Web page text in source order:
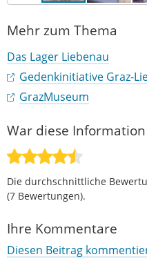
Mehr zum Thema
Das Lager Liebenau
Gedenkinitiative Graz-
GrazMuseum
War diese
Die durchschnittliche
(7 Bewertungen).
Ihre Kommentare
Diesen Beitrag